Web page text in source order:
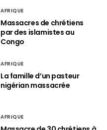
AFRIQUE
Massacres de chrétiens
par des islamistes au
Congo
AFRIQUE
La famille d’un pasteur
nigérian massacrée
AFRIQUE